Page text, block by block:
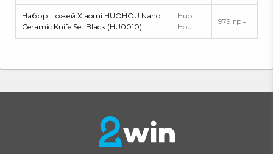
Набор ножей Xiaomi HUOHOU Nano
Ceramic Knife Set Black (HU0010)
Huo
Hou
979 грн